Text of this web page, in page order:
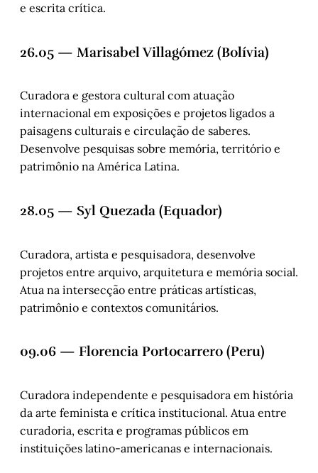
e escrita crítica.
26.05 — Marisabel Villagómez (Bolívia)
Curadora e gestora cultural com atuação
internacional em exposições e projetos ligados a
paisagens culturais e circulação de saberes.
Desenvolve pesquisas sobre memória, território e
patrimônio na América Latina.
28.05 — Syl Quezada (Equador)
Curadora, artista e pesquisadora, desenvolve
projetos entre arquivo, arquitetura e memória social.
Atua na intersecção entre práticas artísticas,
patrimônio e contextos comunitários.
09.06 — Florencia Portocarrero (Peru)
Curadora independente e pesquisadora em história
da arte feminista e crítica institucional. Atua entre
curadoria, escrita e programas públicos em
instituições latino-americanas e internacionais.